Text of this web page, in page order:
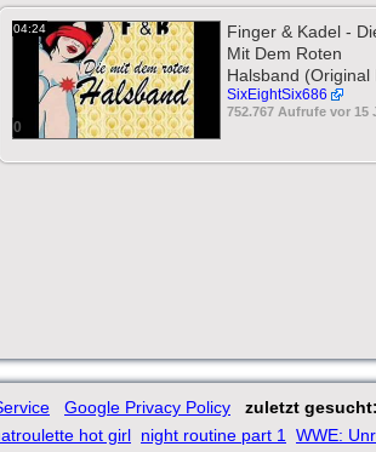
04:24
0
Finger & Kadel -
Mit Dem Roten
Halsband (Original
SixEightSix686
752.767 Aufrufe vor 15
Google Privacy Policy zuletzt gesucht:
hot girl night routine part 1 WWE: